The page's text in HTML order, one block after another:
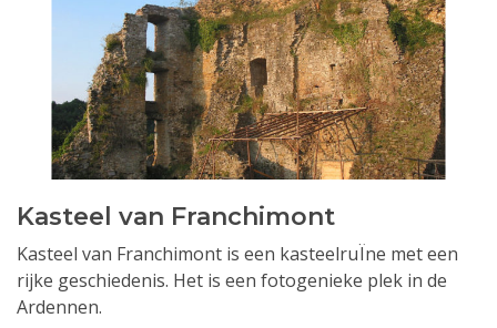
Kasteel van Franchimont
Kasteel van Franchimont is een kasteelruÏne met een
rijke geschiedenis. Het is een fotogenieke plek in de
Ardennen.